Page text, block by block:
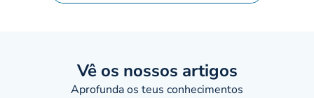
Vê os nossos artigos
Aprofunda os teus conhecimentos